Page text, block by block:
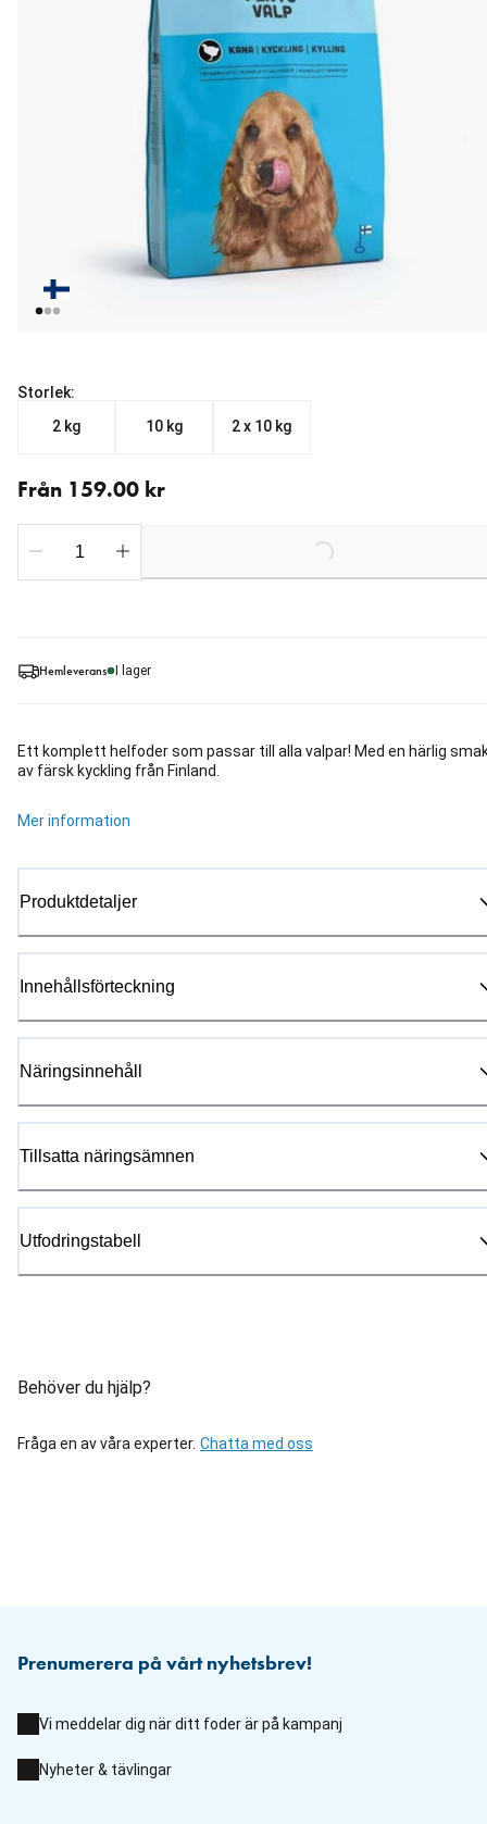
Hemleverans I lager
Ett komplett helfoder som passar till alla valpar! Med en härlig
av färsk kyckling från Finland.
Mer information
Produktdetaljer
Innehållsförteckning
Näringsinnehåll
Tillsatta näringsämnen
Utfodringstabell
Behöver du hjälp?
Fråga en av våra experter. Chatta med oss
Storlek:
2 kg
10 kg 2 x 10 kg
Från 159.00 kr
Loading...
Prenumerera på vårt nyhetsbrev!
Vi meddelar dig när ditt foder är på kampanj
Nyheter & tävlingar